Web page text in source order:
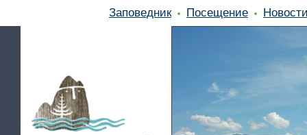
Заповедник Посещение